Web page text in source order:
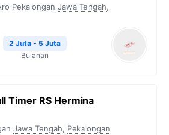
Pekalongan Jawa Tengah,
2 Juta - 5 Juta
Bulanan
Timer RS Hermina
Jawa Tengah, Pekalongan